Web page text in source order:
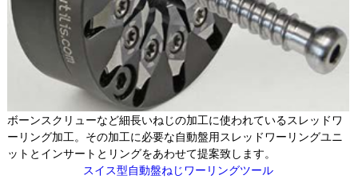
ボーンスクリューなど細長いねじの加工に使われているスレッドワ
ーリング加工。その加工に必要な自動盤用スレッドワーリングユニ
ットとインサートとリングをあわせて提案致します。
スイス型自動盤ねじワーリングツール